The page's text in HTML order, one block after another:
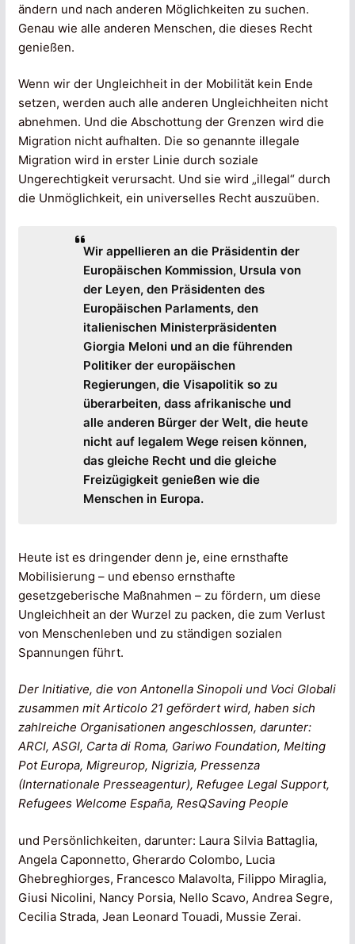
ändern und nach anderen Möglichkeiten zu suchen.
Genau wie alle anderen Menschen, die dieses Recht
genießen.
Wenn wir der Ungleichheit in der Mobilität kein Ende
setzen, werden auch alle anderen Ungleichheiten nicht
abnehmen. Und die Abschottung der Grenzen wird die
Migration nicht aufhalten. Die so genannte illegale
Migration wird in erster Linie durch soziale
Ungerechtigkeit verursacht. Und sie wird „illegal“ durch
die Unmöglichkeit, ein universelles Recht auszuüben.
Wir appellieren an die Präsidentin der
Europäischen Kommission, Ursula von
der Leyen, den Präsidenten des
Europäischen Parlaments, den
italienischen Ministerpräsidenten
Giorgia Meloni und an die führenden
Politiker der europäischen
Regierungen, die Visapolitik so zu
überarbeiten, dass afrikanische und
alle anderen Bürger der Welt, die heute
nicht auf legalem Wege reisen können,
das gleiche Recht und die gleiche
Freizügigkeit genießen wie die
Menschen in Europa.
Heute ist es dringender denn je, eine ernsthafte
Mobilisierung – und ebenso ernsthafte
gesetzgeberische Maßnahmen – zu fördern, um diese
Ungleichheit an der Wurzel zu packen, die zum Verlust
von Menschenleben und zu ständigen sozialen
Spannungen führt.
Der Initiative, die von Antonella Sinopoli und Voci Globali
zusammen mit Articolo 21 gefördert wird, haben sich
zahlreiche Organisationen angeschlossen, darunter:
ARCI, ASGI, Carta di Roma, Gariwo Foundation, Melting
Pot Europa, Migreurop, Nigrizia, Pressenza
(Internationale Presseagentur), Refugee Legal Support,
Refugees Welcome España, ResQSaving People
und Persönlichkeiten, darunter: Laura Silvia Battaglia,
Angela Caponnetto, Gherardo Colombo, Lucia
Ghebreghiorges, Francesco Malavolta, Filippo Miraglia,
Giusi Nicolini, Nancy Porsia, Nello Scavo, Andrea Segre,
Cecilia Strada, Jean Leonard Touadi, Mussie Zerai.